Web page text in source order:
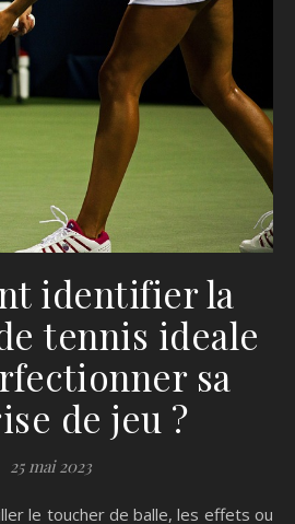
identifier la
tennis ideale
sa
de jeu ?
25 mai 2023